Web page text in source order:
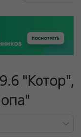
"Котор",